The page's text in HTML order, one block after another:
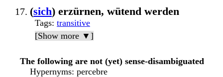
(sich) erzürnen, wütend werden
Tags: transitive
[Show more ▼]
The following are not (yet) sense-disambiguated
Hypernyms: percebre